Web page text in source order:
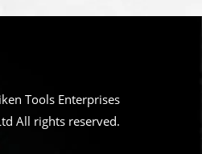
Tools Enterprises
All rights reserved.